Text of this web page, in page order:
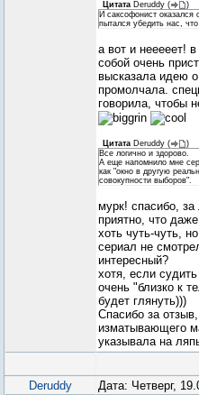
Цитата Deruddy (
)
И саксофонист оказался
пытался убедить нас,
а вот и нееееет!
собой очень
высказала идею
промолчала.
говорила, чтобы
Цитата Deruddy (
)
Все логично и здорово.
А еще напомнило мне
как "окно в другую
совокупности выборов".
мурк! спасибо,
приятно, что
хоть чуть-чуть,
сериал не
интересный?
хотя, если
очень "близко к
будет глянуть)))
Спасибо за
изматывающего
указывала на
Deruddy Дата: Четверг,